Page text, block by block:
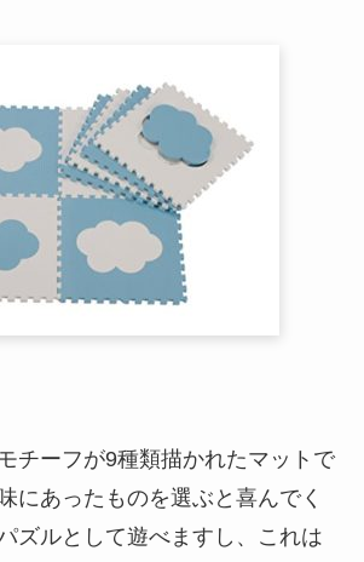
チーフが9種類描かれたマットで
にあったものを選ぶと喜んでく
ズルとして遊べますし、これは